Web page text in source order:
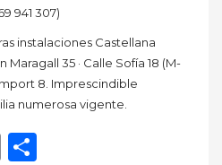
941 307)
instalaciones Castellana
35 · Calle Sofía 18 (M-
8. Imprescindible
numerosa vigente.
Email